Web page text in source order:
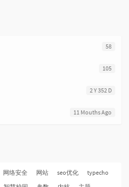
58
105
2 Y 352 D
11 Mouths Ago
网络安全 网站 seo优化
typecho